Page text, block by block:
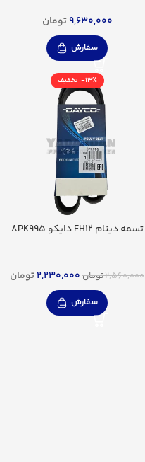
9,630,000 تومان
سفارش
-13%
تسمه دینام FH12 دایکو 8PK995
2,560,000تومان 2,230,000تومان
سفارش